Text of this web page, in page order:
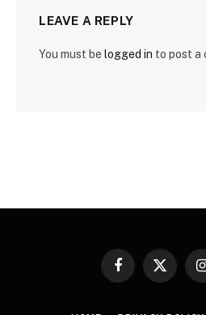
LEAVE A REPLY
You must be logged in to post a
Facebook
X